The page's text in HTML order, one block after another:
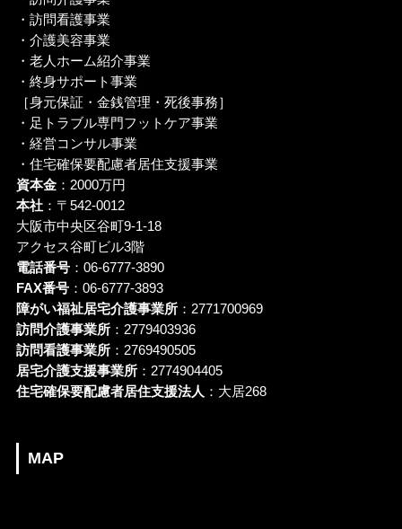
・訪問看護事業
・介護美容事業
・老人ホーム紹介事業
・終身サポート事業
［身元保証・金銭管理・死後事務］
・足トラブル専門フットケア事業
・経営コンサル事業
・住宅確保要配慮者居住支援事業
資本金：2000万円
本社：〒542-0012
大阪市中央区谷町9-1-18
アクセス谷町ビル3階
電話番号：06-6777-3890
FAX番号：06-6777-3893
障がい福祉居宅介護事業所：2771700969
訪問介護事業所：2779403936
訪問看護事業所：2769490505
居宅介護支援事業所：2774904405
住宅確保要配慮者居住支援法人 ：大居268
MAP